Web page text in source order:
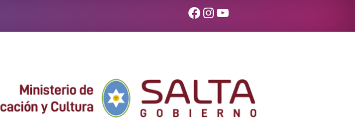
Facebook
Instagram
YouTube